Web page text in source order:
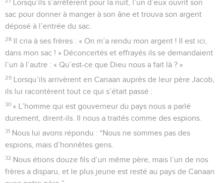
Lorsqu’ils s’arrêtèrent pour la nuit, l’un d’eux ouvrit son
sac pour donner à manger à son âne et trouva son argent
déposé à l’entrée du sac.
28 Il cria à ses frères : « On m’a rendu mon argent ! Il est ici,
dans mon sac ! » Déconcertés et effrayés ils se demandaient
l’un à l’autre : « Qu’est-ce que Dieu nous a fait là ? »
29 Lorsqu’ils arrivèrent en Canaan auprès de leur père Jacob,
ils lui racontèrent tout ce qui s’était passé :
30 « L’homme qui est gouverneur du pays nous a parlé
durement, dirent-ils. Il nous a traités comme des espions.
31 Nous lui avons répondu : “Nous ne sommes pas des
espions, mais d’honnêtes gens.
32 Nous étions douze fils d’un même père, mais l’un de nos
frères a disparu, et le plus jeune est resté au pays de Canaan